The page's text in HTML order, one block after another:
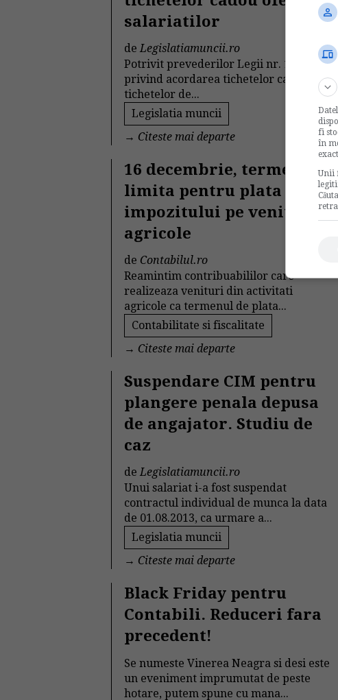
salariatilor
deLegislatiamuncii.ro
Potrivit prevederilor Legii nr. 193/2006
privind acordarea tichetelor cadou si a
tichetelor de...
Legislatia muncii
→ Citeste mai departe
16 decembrie, termen
limita pentru plata
impozitului pe veniturile
agricole
de Contabilul.ro
Reamintim contribuabililor care
realizeaza venituri din activitati
agricole ca termenul de plata...
Contabilitate si fiscalitate
→ Citeste mai departe
Suspendare CIM pentru
plangere penala depusa
de angajator. Studiu de
caz
deLegislatiamuncii.ro
Unui salariat i-a fost suspendat
contractul individual de munca la data
de 01.08.2013, ca urmare a...
Legislatia muncii
→ Citeste mai departe
Black Friday pentru
Contabili. Reduceri fara
precedent!
Se numeste Vinerea Neagra si desi este
un eveniment imprumutat de peste
hotare, putem spune cu mana...
fi
în
Unii